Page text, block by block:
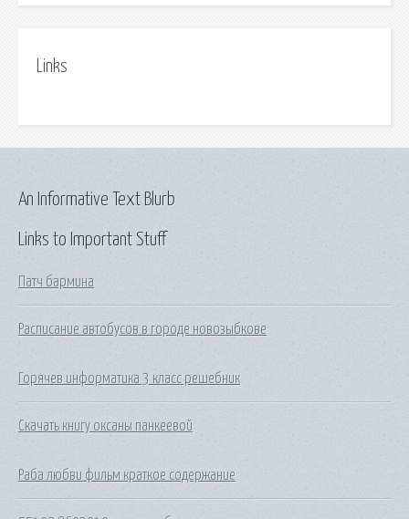
Links
Links to Important Stuff
Патч бармина
Расписание автобусов в городе новозыбкове
Горячев информатика 3 класс решебник
Скачать книгу оксаны панкеевой
Раба любви фильм краткое содержание
An Informative Text Blurb